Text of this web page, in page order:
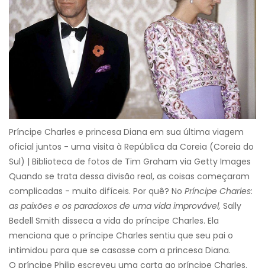
Príncipe Charles e princesa Diana em sua última viagem
oficial juntos - uma visita à República da Coreia (Coreia do
Sul) | Biblioteca de fotos de Tim Graham via Getty Images
Quando se trata dessa divisão real, as coisas começaram
complicadas - muito difíceis. Por quê? No Príncipe Charles:
as paixões e os paradoxos de uma vida improvável, Sally
Bedell Smith disseca a vida do príncipe Charles. Ela
menciona que o príncipe Charles sentiu que seu pai o
intimidou para que se casasse com a princesa Diana.
O príncipe Philip escreveu uma carta ao príncipe Charles.